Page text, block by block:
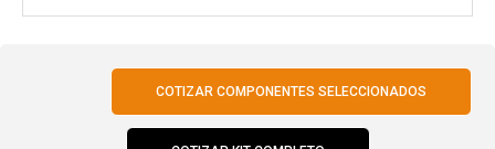
COTIZAR COMPONENTES SELECCIONADOS